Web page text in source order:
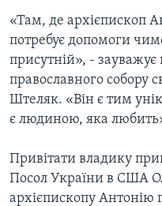
«Там, де архієпископ
потребує допомоги
присутній», - зауважує
православного собору
Штеляк. «Він є тим
є людиною, яка
Привітати владику
Посол України в США
архієпископу Антонію